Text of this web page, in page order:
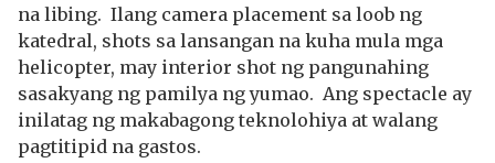
na libing. Ilang camera placement sa loob ng
katedral, shots sa lansangan na kuha mula mga
helicopter, may interior shot ng pangunahing
sasakyang ng pamilya ng yumao. Ang spectacle ay
inilatag ng makabagong teknolohiya at walang
pagtitipid na gastos.